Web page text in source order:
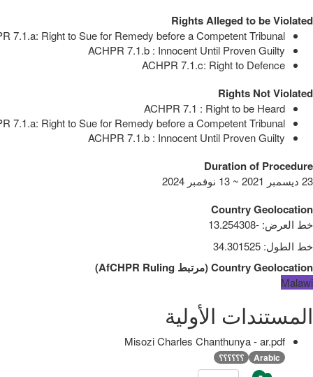
Rights Alleged to be Violated
7.1.a: Right to Sue for Remedy before a Competent Tribunal
ACHPR 7.1.b : Innocent Until Proven Guilty
ACHPR 7.1.c: Right to Defence
Rights Not Violated
ACHPR 7.1 : Right to be Heard
7.1.a: Right to Sue for Remedy before a Competent Tribunal
ACHPR 7.1.b : Innocent Until Proven Guilty
Duration of Procedure
23 ديسمبر 2021 ~ 13 نوفمبر 2024
Country Geolocation
خط العرض:
-13.254308
خط الطول:
34.301525
Country Geolocation
(مرتبط AfCHPR Ruling
)
Malawi
المستندات الأولية
Misozi Charles Chanthunya - ar.pdf
Arabic ؟؟؟؟؟؟